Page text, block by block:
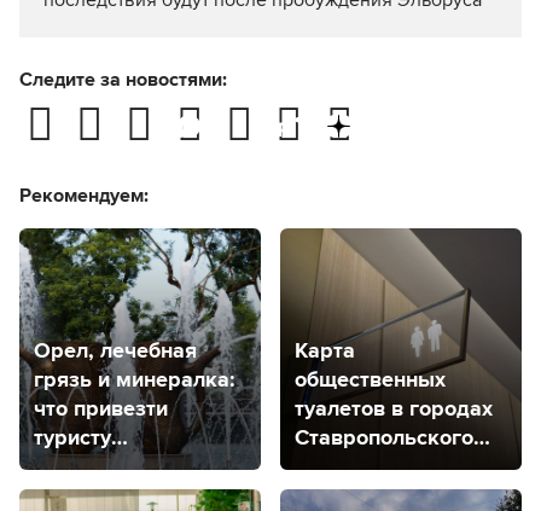
Следите за новостями:
Рекомендуем:
Орел, лечебная
грязь и минералка:
что привезти
туристу
из Кавказских
Минеральных Вод
Карта
общественных
туалетов в городах
Ставропольского
края